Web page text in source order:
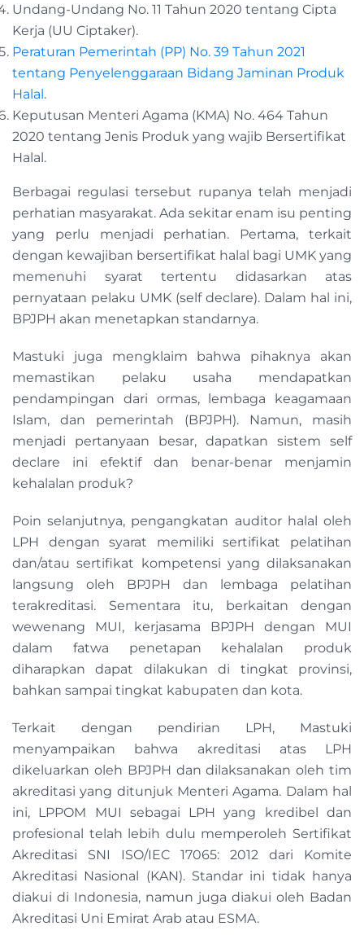
Undang-Undang No. 11 Tahun 2020 tentang Cipta
Kerja (UU Ciptaker).
Peraturan Pemerintah (PP) No. 39 Tahun 2021
tentang Penyelenggaraan Bidang Jaminan Produk
Halal.
Keputusan Menteri Agama (KMA) No. 464 Tahun
2020 tentang Jenis Produk yang wajib Bersertifikat
Halal.
Berbagai regulasi tersebut rupanya telah menjadi
perhatian masyarakat. Ada sekitar enam isu penting
yang perlu menjadi perhatian. Pertama, terkait
dengan kewajiban bersertifikat halal bagi UMK yang
memenuhi syarat tertentu didasarkan atas
pernyataan pelaku UMK (self declare). Dalam hal ini,
BPJPH akan menetapkan standarnya.
Mastuki juga mengklaim bahwa pihaknya akan
memastikan pelaku usaha mendapatkan
pendampingan dari ormas, lembaga keagamaan
Islam, dan pemerintah (BPJPH). Namun, masih
menjadi pertanyaan besar, dapatkan sistem self
declare ini efektif dan benar-benar menjamin
kehalalan produk?
Poin selanjutnya, pengangkatan auditor halal oleh
LPH dengan syarat memiliki sertifikat pelatihan
dan/atau sertifikat kompetensi yang dilaksanakan
langsung oleh BPJPH dan lembaga pelatihan
terakreditasi. Sementara itu, berkaitan dengan
wewenang MUI, kerjasama BPJPH dengan MUI
dalam fatwa penetapan kehalalan produk
diharapkan dapat dilakukan di tingkat provinsi,
bahkan sampai tingkat kabupaten dan kota.
Terkait dengan pendirian LPH, Mastuki
menyampaikan bahwa akreditasi atas LPH
dikeluarkan oleh BPJPH dan dilaksanakan oleh tim
akreditasi yang ditunjuk Menteri Agama. Dalam hal
ini, LPPOM MUI sebagai LPH yang kredibel dan
profesional telah lebih dulu memperoleh Sertifikat
Akreditasi SNI ISO/IEC 17065: 2012 dari Komite
Akreditasi Nasional (KAN). Standar ini tidak hanya
diakui di Indonesia, namun juga diakui oleh Badan
Akreditasi Uni Emirat Arab atau ESMA.